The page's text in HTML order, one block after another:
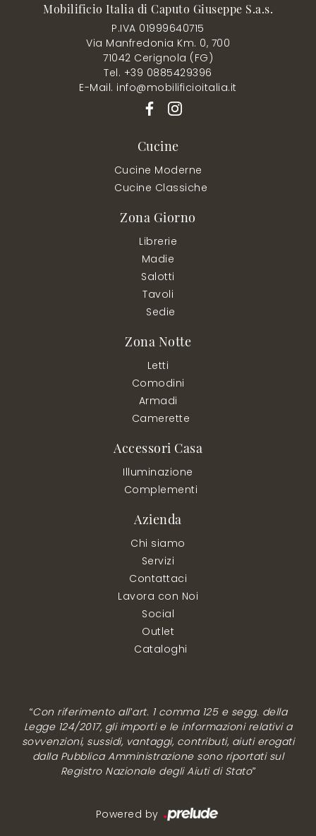
Mobilificio Italia di Caputo Giuseppe S.a.s.
P.IVA 01999640715
Via Manfredonia Km. 0, 700
71042 Cerignola (FG)
Tel. +39 0885429396
E-Mail. info@mobilificioitalia.it
Cucine
Cucine Moderne
Cucine Classiche
Zona Giorno
Librerie
Madie
Salotti
Tavoli
Sedie
Zona Notte
Letti
Comodini
Armadi
Camerette
Accessori Casa
Illuminazione
Complementi
Azienda
Chi siamo
Servizi
Contattaci
Lavora con Noi
Social
Outlet
Cataloghi
“Con riferimento all’art. 1 comma 125 e segg. della
Legge 124/2017, gli importi e le informazioni relativi a
sovvenzioni, sussidi, vantaggi, contributi, aiuti erogati
dalla Pubblica Amministrazione sono riportati sul
Registro Nazionale degli Aiuti di Stato”
Powered by